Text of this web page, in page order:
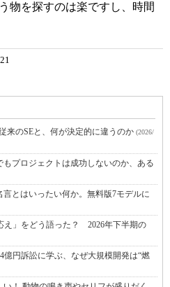
物を探すのは楽ですし、時間
来のSEと、何が決定的に違うのか (2026/
プロジェクトは成功しないのか、ある
とはいったい何か。無料版7モデルに
え」をどう語った？ 2026年下半期の
億円訴訟に学ぶ、なぜ大規模開発は“燃